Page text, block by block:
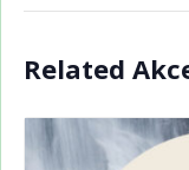
Related